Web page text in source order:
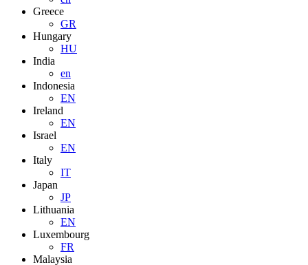
Greece
GR
Hungary
HU
India
en
Indonesia
EN
Ireland
EN
Israel
EN
Italy
IT
Japan
JP
Lithuania
EN
Luxembourg
FR
Malaysia